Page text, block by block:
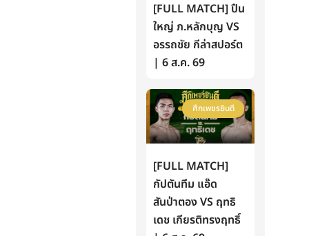
[FULL MATCH] ปืน
ใหญ่ ภ.หลักบุญ VS
อรรถชัย กีล่าสปอร์ต
| 6 ส.ค. 69
ศึกเพชรยินดี
[FULL MATCH]
กัปตันทีม แอ๊ด
สันป่าตอง VS ฤทธิ
เดช เกียรติทรงฤทธิ์